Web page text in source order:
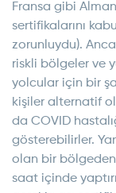
Fransa gibi
sertifikalarını
zorunluydu).
riskli bölgeler ve
yolcular için bir
kişiler alternatif
da COVID
gösterebilirler.
olan bir
saat içinde